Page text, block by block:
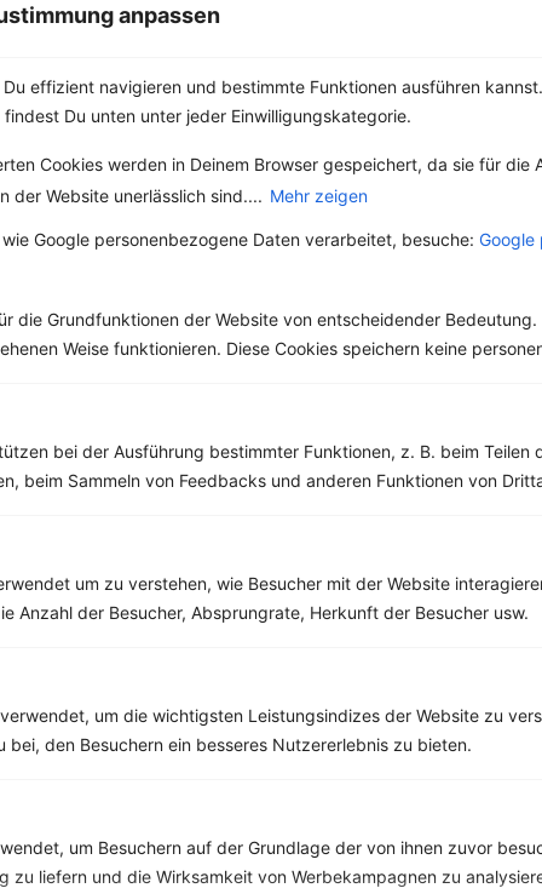
anpassen
effizient navigieren und bestimmte Funktionen ausführen
Du unten unter jeder Einwilligungskategorie.
Cookies werden in Deinem Browser gespeichert, da sie für die
der Website unerlässlich sind.... Mehr zeigen
Google personenbezogene Daten verarbeitet, besuche: Google
die Grundfunktionen der Website von entscheidender Bedeutung.
Weise funktionieren. Diese Cookies speichern keine
bei der Ausführung bestimmter Funktionen, z. B. beim Teilen
beim Sammeln von Feedbacks und anderen Funktionen von
um zu verstehen, wie Besucher mit der Website
Anzahl der Besucher, Absprungrate, Herkunft der Besucher usw.
um die wichtigsten Leistungsindizes der Website zu
bei, den Besuchern ein besseres Nutzererlebnis zu bieten.
um Besuchern auf der Grundlage der von ihnen zuvor
zu liefern und die Wirksamkeit von Werbekampagnen zu
Fett: 13 g
Kohlehydrate:85 g
10 %Gutschein für unseren Shop
Werde Teil voninvikoo.